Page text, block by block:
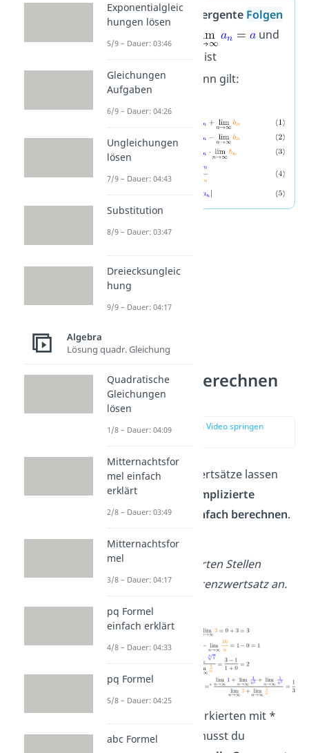
Du hast zweikonvergente Folgen
und
. Dabei ist
. Dann gilt:
Grenzwerte berechnen
Beispiel
zur Stelle im Video springen
Mithilfe der Grenzwertsätze lassen
sich vermeintlich
komplizierte
Grenzwerteganz einfach berechnen.
An den mit * markierten Stellen
wenden wir einen Grenzwertsatz an.
Bei den markierten mit *
Gleichheitszeichen musst du
Exponentialgleic
hungen lösen
5/9 – Dauer: 03:46
Gleichungen
Aufgaben
6/9 – Dauer: 04:26
Ungleichungen
lösen
7/9 – Dauer: 04:43
Substitution
8/9 – Dauer: 03:47
Dreiecksungleic
hung
9/9 – Dauer: 04:17
Algebra
Lösung quadr. Gleichung
Quadratische
Gleichungen
lösen
1/8 – Dauer: 04:09
Mitternachtsfor
mel einfach
erklärt
2/8 – Dauer: 03:49
Mitternachtsfor
mel
3/8 – Dauer: 04:17
pq Formel
einfach erklärt
4/8 – Dauer: 04:33
pq Formel
5/8 – Dauer: 04:25
abc Formel